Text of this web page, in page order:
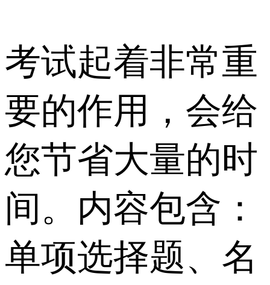
考试起着非常重
要的作用，会给
您节省大量的时
间。内容包含：
单项选择题、名